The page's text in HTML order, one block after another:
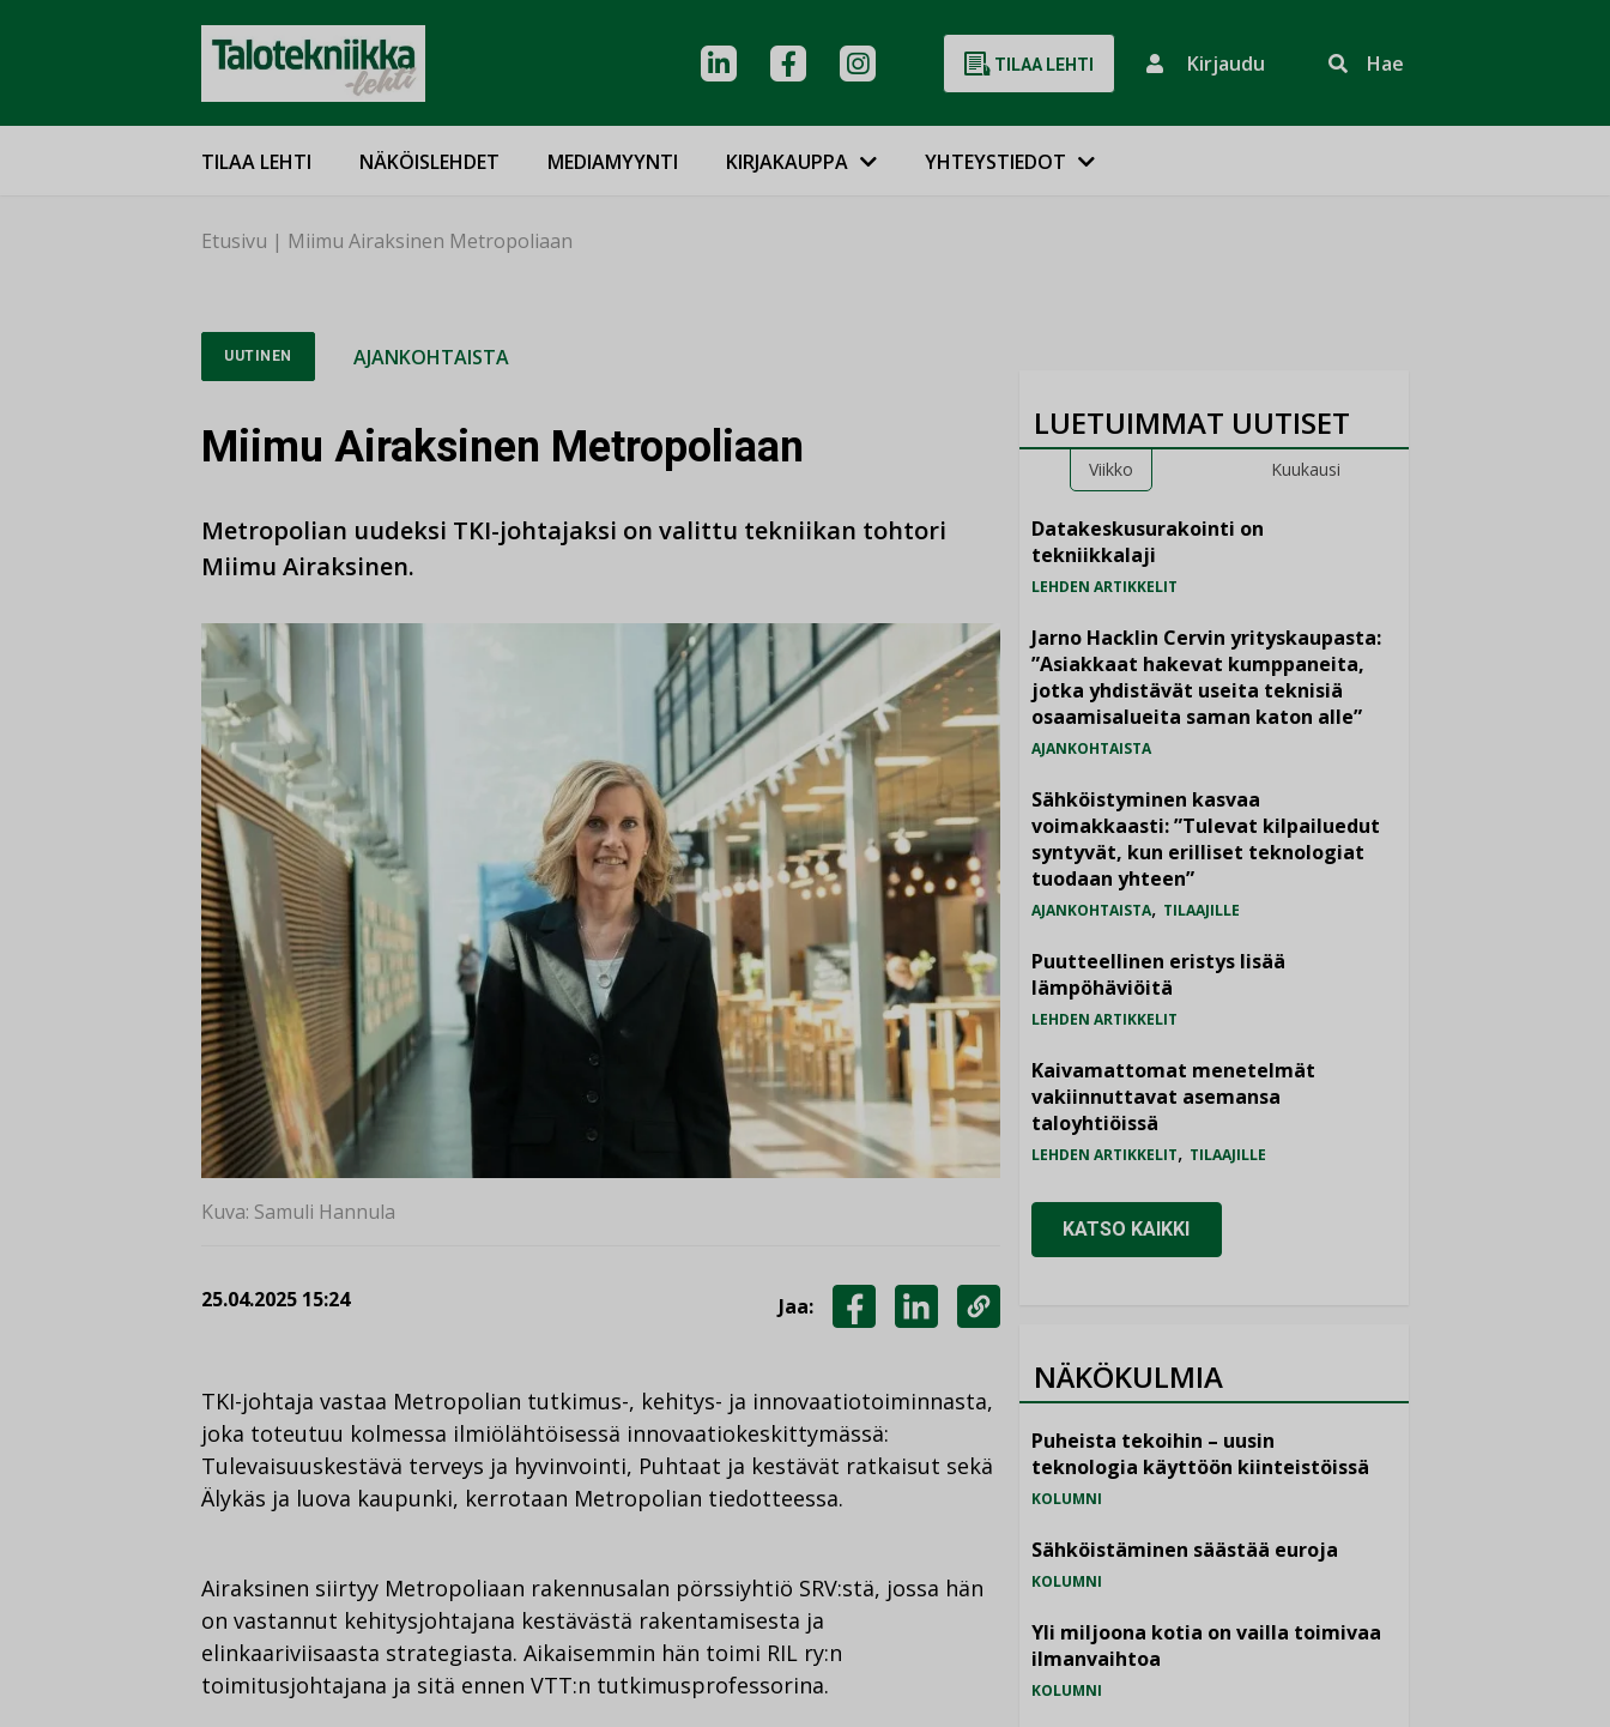
TILAA LEHTI Kirjaudu Hae
TILAA LEHTI NÄKÖISLEHDET MEDIAMYYNTI KIRJAKAUPPA YHTEYSTIEDOT
Etusivu | Miimu Airaksinen Metropoliaan
UUTINEN AJANKOHTAISTA
Miimu Airaksinen Metropoliaan
Metropolian uudeksi TKI-johtajaksi on valittu tekniikan tohtori
Miimu Airaksinen.
Kuva: Samuli Hannula
25.04.2025 15:24 Jaa:
LINKEDINISSÄ
LINKKI
TKI-johtaja vastaa Metropolian tutkimus-, kehitys- ja innovaatiotoiminnasta,
joka toteutuu kolmessa ilmiölähtöisessä innovaatiokeskittymässä:
Tulevaisuuskestävä terveys ja hyvinvointi, Puhtaat ja kestävät ratkaisut sekä
Älykäs ja luova kaupunki, kerrotaan Metropolian tiedotteessa.
Airaksinen siirtyy Metropoliaan rakennusalan pörssiyhtiö SRV:stä, jossa hän
on vastannut kehitysjohtajana kestävästä rakentamisesta ja
elinkaariviisaasta strategiasta. Aikaisemmin hän toimi RIL ry:n
toimitusjohtajana ja sitä ennen VTT:n tutkimusprofessorina.
LUETUIMMAT UUTISET
Viikko Kuukausi
Datakeskusurakointi on
tekniikkalaji
LEHDEN ARTIKKELIT
Jarno Hacklin Cervin yrityskaupasta:
”Asiakkaat hakevat kumppaneita,
jotka yhdistävät useita teknisiä
osaamisalueita saman katon alle”
AJANKOHTAISTA
Sähköistyminen kasvaa
voimakkaasti: ”Tulevat kilpailuedut
syntyvät, kun erilliset teknologiat
tuodaan yhteen”
AJANKOHTAISTA, TILAAJILLE
Puutteellinen eristys lisää
lämpöhäviöitä
LEHDEN ARTIKKELIT
Kaivamattomat menetelmät
vakiinnuttavat asemansa
taloyhtiöissä
LEHDEN ARTIKKELIT, TILAAJILLE
KATSO KAIKKI
NÄKÖKULMIA
Puheista tekoihin – uusin
teknologia käyttöön kiinteistöissä
KOLUMNI
Sähköistäminen säästää euroja
KOLUMNI
Yli miljoona kotia on vailla toimivaa
ilmanvaihtoa
KOLUMNI